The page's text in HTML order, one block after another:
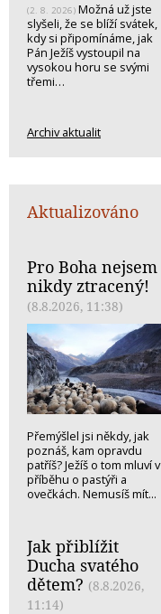
(2. 8. 2026) Možná už jste
slyšeli, že se blíží svátek,
kdy si připomínáme, jak
Pán Ježíš vystoupil na
vysokou horu se svými
třemi…
Archiv aktualit
Aktualizováno
Pro Boha nejsem
nikdy ztracený!
(8.8.2026, 11:38)
Přemýšlel jsi někdy, jak
poznáš, kam opravdu
patříš? Ježíš o tom mluví v
příběhu o pastýři a
ovečkách. Nemusíš mít...
Jak přiblížit
Ducha svatého
dětem? (8.8.2026,
11:14)